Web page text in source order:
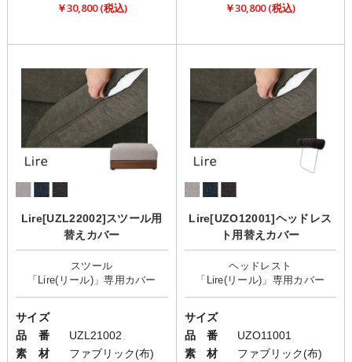
￥30,800 (税込) ￥30,800 (税込)
Lire[UZL22002]スツール用
替えカバー
スツール
サイズ
品 番
UZL21002
素 材
ファブリック(布)
Lire[UZO12001]ヘッドレス
ト用替えカバー
ヘッドレスト
サイズ
品 番
UZO11001
素 材
ファブリック(布)